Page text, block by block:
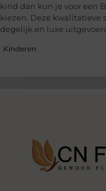
kind dan kun je voor een
kiezen. Deze kwalitatieve
degelijk en luxe
Kinderen